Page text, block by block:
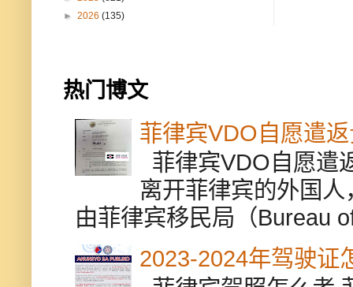
► 2026 (135)
热门博文
菲律宾VDO自愿遣
菲律宾VDO自愿遣
离开菲律宾的外国
由菲律宾移民局（Bureau
2023-2024年驾驶证